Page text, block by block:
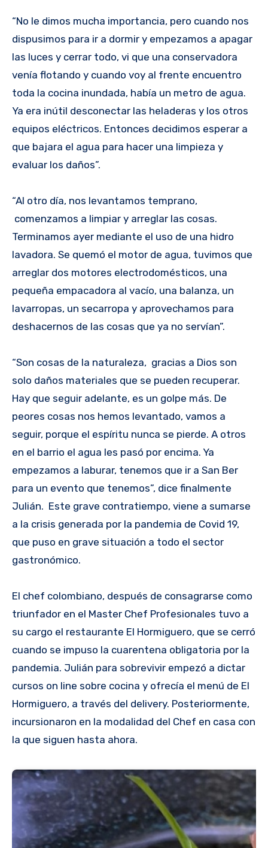
“No le dimos mucha importancia, pero cuando nos
dispusimos para ir a dormir y empezamos a apagar
las luces y cerrar todo, vi que una conservadora
venía flotando y cuando voy al frente encuentro
toda la cocina inundada, había un metro de agua.
Ya era inútil desconectar las heladeras y los otros
equipos eléctricos. Entonces decidimos esperar a
que bajara el agua para hacer una limpieza y
evaluar los daños”.
“Al otro día, nos levantamos temprano,
comenzamos a limpiar y arreglar las cosas.
Terminamos ayer mediante el uso de una hidro
lavadora. Se quemó el motor de agua, tuvimos que
arreglar dos motores electrodomésticos, una
pequeña empacadora al vacío, una balanza, un
lavarropas, un secarropa y aprovechamos para
deshacernos de las cosas que ya no servían”.
“Son cosas de la naturaleza, gracias a Dios son
solo daños materiales que se pueden recuperar.
Hay que seguir adelante, es un golpe más. De
peores cosas nos hemos levantado, vamos a
seguir, porque el espíritu nunca se pierde. A otros
en el barrio el agua les pasó por encima. Ya
empezamos a laburar, tenemos que ir a San Ber
para un evento que tenemos”, dice finalmente
Julián. Este grave contratiempo, viene a sumarse
a la crisis generada por la pandemia de Covid 19,
que puso en grave situación a todo el sector
gastronómico.
El chef colombiano, después de consagrarse como
triunfador en el Master Chef Profesionales tuvo a
su cargo el restaurante El Hormiguero, que se cerró
cuando se impuso la cuarentena obligatoria por la
pandemia. Julián para sobrevivir empezó a dictar
cursos on line sobre cocina y ofrecía el menú de El
Hormiguero, a través del delivery. Posteriormente,
incursionaron en la modalidad del Chef en casa con
la que siguen hasta ahora.